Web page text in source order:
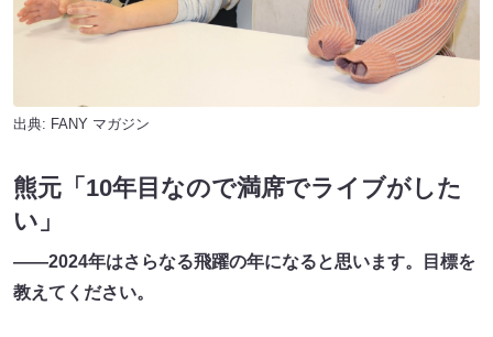
出典: FANY マガジン
熊元「10年目なので満席でライブがした
い」
――2024年はさらなる飛躍の年になると思います。目標を
教えてください。